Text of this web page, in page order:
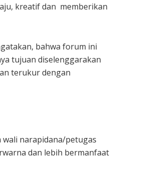
kreatif dan memberikan
bahwa forum ini
tujuan diselenggarakan
terukur dengan
wali narapidana/petugas
dan lebih bermanfaat